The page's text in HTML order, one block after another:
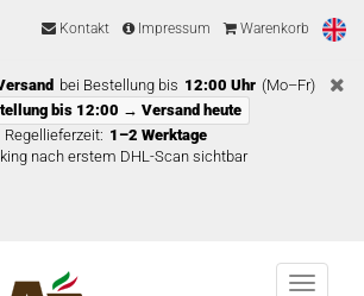
Kontakt Impressum Warenkorb
bei Bestellung bis 12:00 Uhr (Mo–Fr)
bis 12:00 → Versand heute
Regellieferzeit: 1–2 Werktage
nach erstem DHL-Scan sichtbar
Menu